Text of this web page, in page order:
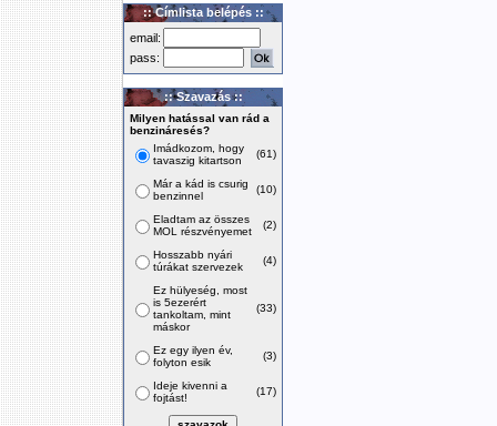
:: Címlista belépés ::
email:
pass:
:: Szavazás ::
Milyen hatással van rád a
benzináresés?
Imádkozom, hogy
tavaszig kitartson
(61)
Már a kád is csurig
benzinnel
(10)
Eladtam az összes
MOL részvényemet
(2)
Hosszabb nyári
túrákat szervezek
(4)
Ez hülyeség, most
is 5ezerért
tankoltam, mint
máskor
(33)
Ez egy ilyen év,
folyton esik
(3)
Ideje kivenni a
fojtást!
(17)